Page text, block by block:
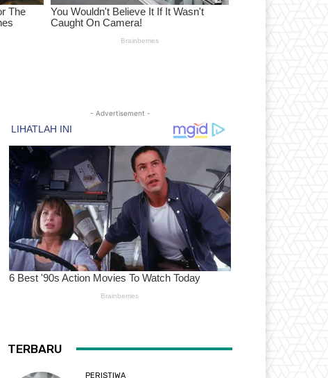
- Advertisement -
TERBARU
PERISTIWA